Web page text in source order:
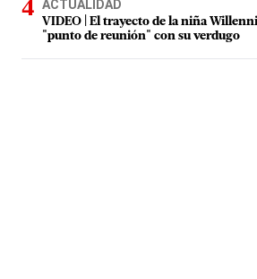
ACTUALIDAD
VIDEO | El trayecto de la niña Willenni
"punto de reunión" con su verdugo